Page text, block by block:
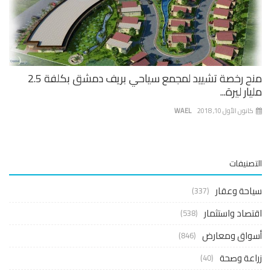
منح رخصة تشييد لمجمع سياحي بريف دمشق بكلفة 2.5
ليرة...
WAEL الأول 10, 2018
وعقار (337)
واستثمار (538)
ومعارض (846)
وصحة (40)